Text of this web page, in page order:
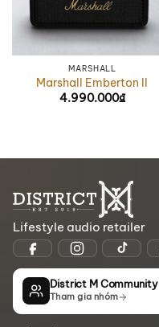
MARSHALL
Marshall Emberton II
4.990.000₫
Lifestyle audio retailer
District M Community
Tham gia nhóm